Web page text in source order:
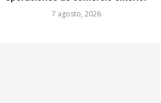
7 agosto, 2026